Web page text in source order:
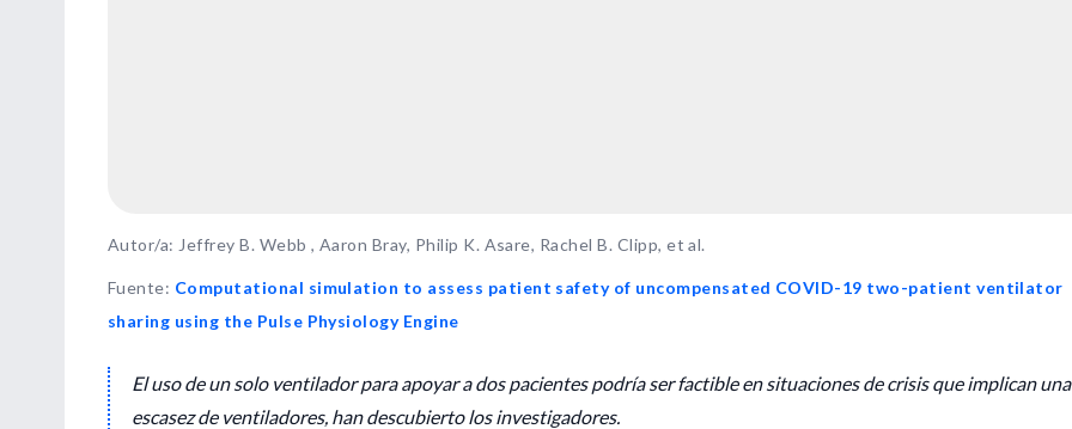
Autor/a: Jeffrey B. Webb , Aaron Bray, Philip K. Asare, Rachel B. Clipp, et al.
Fuente: Computational simulation to assess patient safety of uncompensated COVID-19 two-patient ventilator
sharing using the Pulse Physiology Engine
El uso de un solo ventilador para apoyar a dos pacientes podría ser factible en situaciones de crisis que implican una
escasez de ventiladores, han descubierto los investigadores.